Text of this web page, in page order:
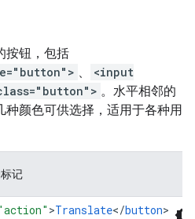
按钮，包括
、
<input
。水平相邻的
颜色可供选择，适用于各种用
记
>Translate</button>